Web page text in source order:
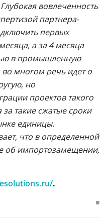
вовлеченность
партнера-
первых
а за 4 месяца
в промышленную
многом речь идет о
но
проектов такого
такие сжатые сроки
единицы.
что в определенной
об импортозамещении,
.
■